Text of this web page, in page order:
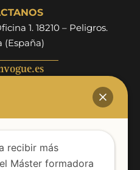
1. 18210 – Peligros.
(España)
recibir más
Máster formadora